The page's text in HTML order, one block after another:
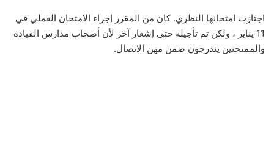
اجتازت امتحانها النظري. كان من المقرر إجراء الامتحان العملي في
11 يناير ، ولكن تم تأجيله حتى إشعار آخر لأن أصحاب مدارس القيادة
والممتحنين يندرجون ضمن مهن الاتصال.